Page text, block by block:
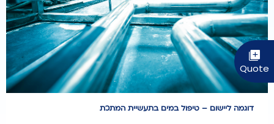
דוגמה ליישום – טיפול במים בתעשיית המתכת